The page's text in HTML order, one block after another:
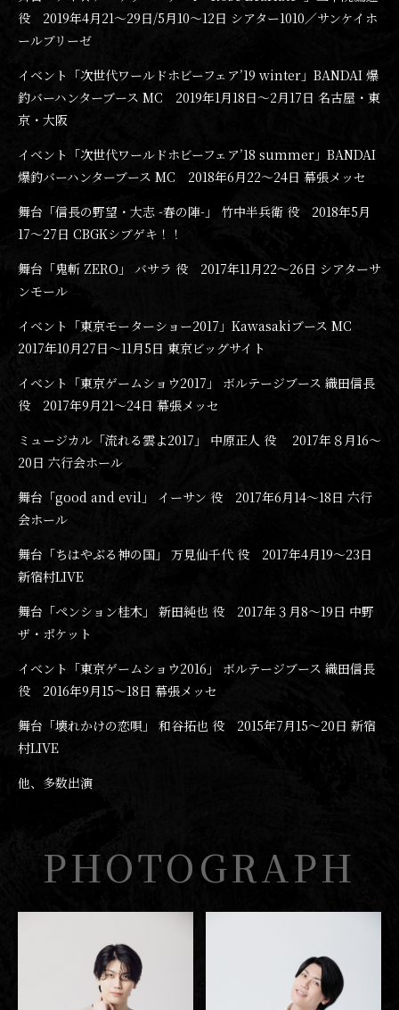
役 2019年4月21〜29日/5月10〜12日 シアター1010／サンケイホ
ールブリーゼ
イベント「次世代ワールドホビーフェア’19 winter」BANDAI 爆
釣バーハンターブース MC 2019年1月18日〜2月17日 名古屋・東
京・大阪
イベント「次世代ワールドホビーフェア’18 summer」BANDAI
爆釣バーハンターブース MC 2018年6月22〜24日 幕張メッセ
舞台「信長の野望・大志 -春の陣-」 竹中半兵衛 役 2018年5月
17〜27日 CBGKシブゲキ！！
舞台「鬼斬 ZERO」 バサラ 役 2017年11月22〜26日 シアターサ
ンモール
イベント「東京モーターショー2017」Kawasakiブース MC
2017年10月27日〜11月5日 東京ビッグサイト
イベント「東京ゲームショウ2017」 ボルテージブース 織田信長
役 2017年9月21〜24日 幕張メッセ
ミュージカル「流れる雲よ2017」 中原正人 役 2017年８月16〜
20日 六行会ホール
舞台「good and evil」 イーサン 役 2017年6月14〜18日 六行
会ホール
舞台「ちはやぶる神の国」 万見仙千代 役 2017年4月19〜23日
新宿村LIVE
舞台「ペンション桂木」 新田純也 役 2017年３月8〜19日 中野
ザ・ポケット
イベント「東京ゲームショウ2016」 ボルテージブース 織田信長
役 2016年9月15〜18日 幕張メッセ
舞台「壊れかけの恋唄」 和谷拓也 役 2015年7月15〜20日 新宿
村LIVE
他、多数出演
PHOTOGRAPH